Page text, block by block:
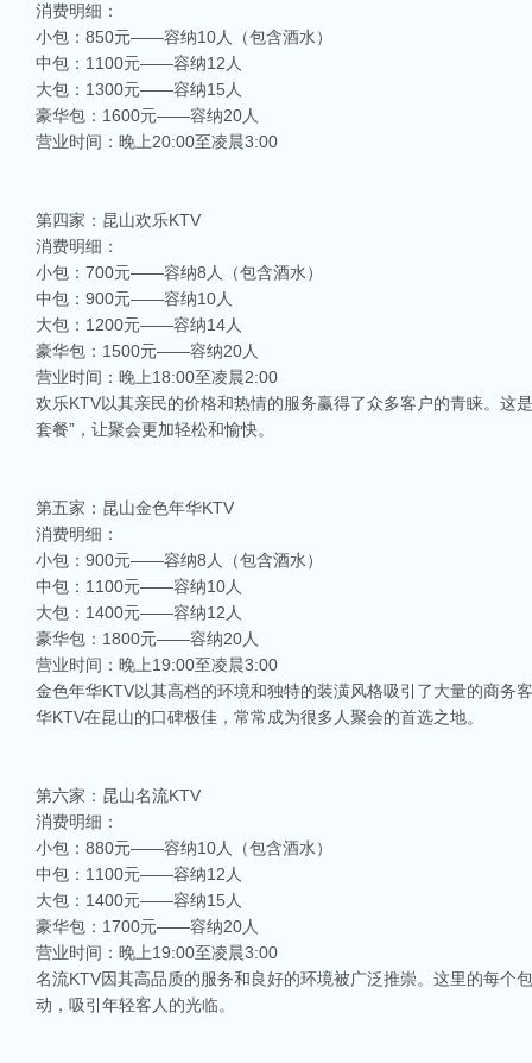
消费明细：
小包：850元——容纳10人（包含酒水）
中包：1100元——容纳12人
大包：1300元——容纳15人
豪华包：1600元——容纳20人
营业时间：晚上20:00至凌晨3:00
第四家：昆山欢乐KTV
消费明细：
小包：700元——容纳8人（包含酒水）
中包：900元——容纳10人
大包：1200元——容纳14人
豪华包：1500元——容纳20人
营业时间：晚上18:00至凌晨2:00
欢乐KTV以其亲民的价格和热情的服务赢得了众多客户的青睐。这
套餐”，让聚会更加轻松和愉快。
第五家：昆山金色年华KTV
消费明细：
小包：900元——容纳8人（包含酒水）
中包：1100元——容纳10人
大包：1400元——容纳12人
豪华包：1800元——容纳20人
营业时间：晚上19:00至凌晨3:00
金色年华KTV以其高档的环境和独特的装潢风格吸引了大量的商务
华KTV在昆山的口碑极佳，常常成为很多人聚会的首选之地。
第六家：昆山名流KTV
消费明细：
小包：880元——容纳10人（包含酒水）
中包：1100元——容纳12人
大包：1400元——容纳15人
豪华包：1700元——容纳20人
营业时间：晚上19:00至凌晨3:00
名流KTV因其高品质的服务和良好的环境被广泛推崇。这里的每个
动，吸引年轻客人的光临。